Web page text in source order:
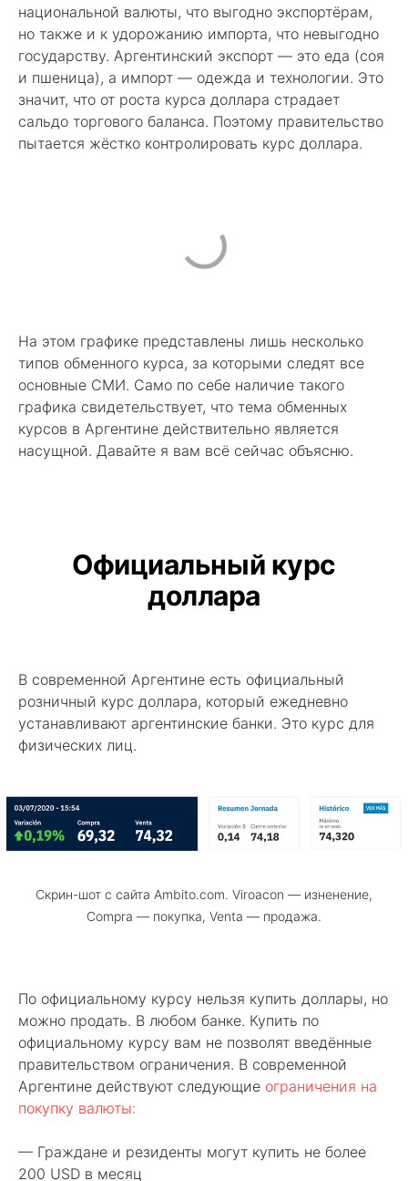
национальной валюты, что выгодно экспортёрам,
но также и к удорожанию импорта, что невыгодно
государству. Аргентинский экспорт — это еда (соя
и пшеница), а импорт — одежда и технологии. Это
значит, что от роста курса доллара страдает
сальдо торгового баланса. Поэтому правительство
пытается жёстко контролировать курс доллара.
На этом графике представлены лишь несколько
типов обменного курса, за которыми следят все
основные СМИ. Само по себе наличие такого
графика свидетельствует, что тема обменных
курсов в Аргентине действительно является
насущной. Давайте я вам всё сейчас объясню.
Официальный курс
доллара
В современной Аргентине есть официальный
розничный курс доллара, который ежедневно
устанавливают аргентинские банки. Это курс для
физических лиц.
Скрин-шот с сайта Ambito.com. Viroacon — изненение,
Compra — покупка, Venta — продажа.
По официальному курсу нельзя купить доллары, но
можно продать. В любом банке. Купить по
официальному курсу вам не позволят введённые
правительством ограничения. В современной
Аргентине действуют следующие ограничения на
покупку валюты:
— Граждане и резиденты могут купить не более
200 USD в месяц